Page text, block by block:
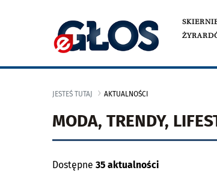
JESTEŚ TUTAJ AKTUALNOŚCI
MODA, TRENDY,
Dostępne 35 aktualności